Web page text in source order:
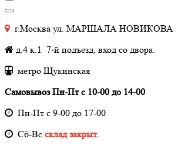
г.Москва ул. МАРШАЛА НОВИКОВА
д.4 к.1 7-й подъезд, вход со двора.
метро Щукинская
Самовывоз Пн-Пт с 10-00 до 14-00
Пн-Пт с 9-00 до 17-00
Cб-Вс склад закрыт.